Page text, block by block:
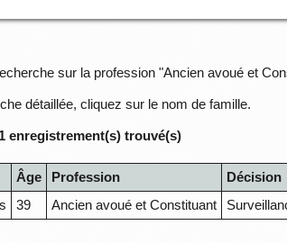
sur la profession "Ancien avoué et
détaillée, cliquez sur le nom de famille.
enregistrement(s) trouvé(s)
Âge Profession
Décision
39 Ancien avoué et Constituant